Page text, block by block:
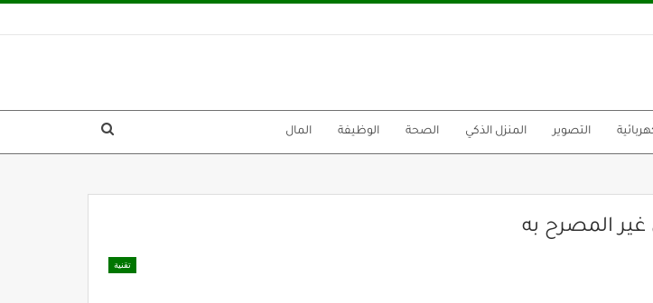
التصوير المنزل الذكي الصحة الوظيفة المال
تقنية